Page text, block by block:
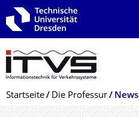
Zur Hauptnavigation springen
Zur Suche springen
Zum Inhalt springen
Breadcrumb-Menü
Startseite Die Professur News